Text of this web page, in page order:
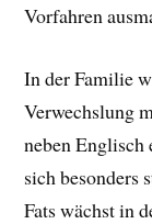
Vorfahren
In der Familie
Verwechslung
neben Englisch
sich besonders
Fats wächst in